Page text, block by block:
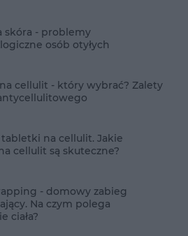
skóra - problemy
osób otyłych
cellulit - który wybrać? Zalety
tabletki na cellulit. Jakie
cellulit są skuteczne?
- domowy zabieg
Na czym polega
ciała?